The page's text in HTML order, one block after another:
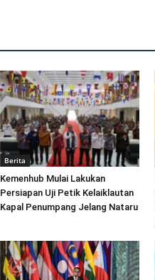
Berita
Kemenhub Mulai Lakukan
Persiapan Uji Petik Kelaiklautan
Kapal Penumpang Jelang Nataru